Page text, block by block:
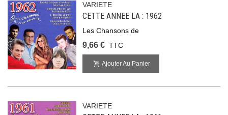
VARIETE
CETTE ANNEE LA : 1962
Les Chansons de
9,66 € TTC
Ajouter Au Panier
VARIETE